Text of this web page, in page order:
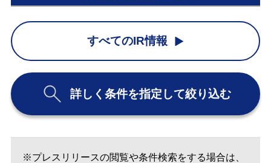
すべてのIR情報
詳しく条件を指定して絞り込む
※プレスリリースの閲覧や条件検索をする場合は、